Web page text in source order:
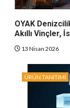
OYAK
Akıllı Vinçler,
13 Nisan 2026
ÜRÜN TANITIMI